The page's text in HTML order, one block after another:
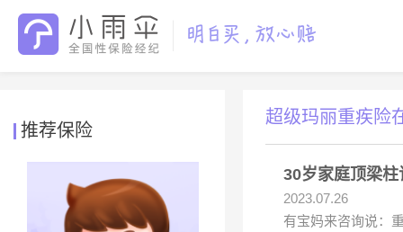
推荐保险
超级玛丽重疾险
30岁家庭顶梁
2023.07.26
有宝妈来咨询说：